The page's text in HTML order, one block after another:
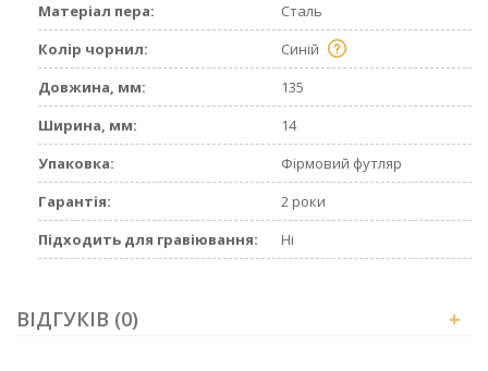
Матеріал пера:
Сталь
Колір чорнил:
Синій
Довжина, мм:
135
Ширина, мм:
14
Упаковка:
Фірмовий футляр
Гарантія:
2 роки
Підходить для гравіювання:
Ні
ВІДГУКІВ (0) +